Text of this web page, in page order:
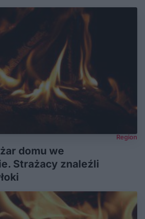
Region
domu we
Strażacy znaleźli